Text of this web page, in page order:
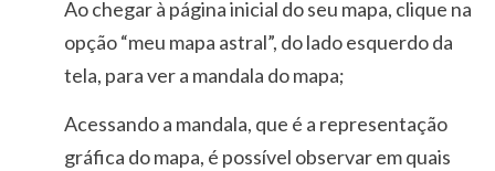
Ao chegar à página inicial do seu mapa, clique na
opção “meu mapa astral”, do lado esquerdo da
tela, para ver a mandala do mapa;
Acessando a mandala, que é a representação
gráfica do mapa, é possível observar em quais